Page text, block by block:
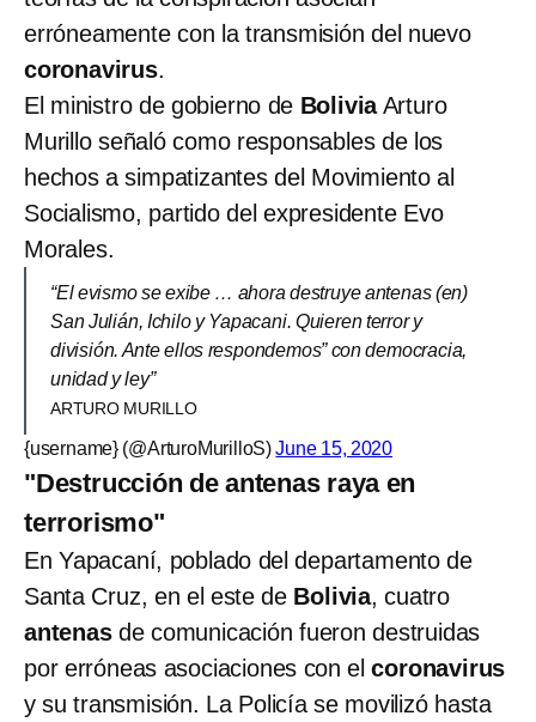
erróneamente con la transmisión del nuevo
coronavirus.
El ministro de gobierno de BoliviaArturo
Murillo señaló como responsables de los
hechos a simpatizantes del Movimiento al
Socialismo, partido del expresidente Evo
Morales.
“El evismo se exibe … ahora destruye antenas (en)
San Julián, Ichilo y Yapacani. Quieren terror y
división. Ante ellos respondemos” con democracia,
unidad y ley”
ARTURO MURILLO
{username} (@ArturoMurilloS)June 15, 2020
"Destrucción de antenas raya en
terrorismo"
En Yapacaní, poblado del departamento de
Santa Cruz, en el este de Bolivia, cuatro
antenasde comunicación fueron destruidas
por erróneas asociaciones con elcoronavirus
y su transmisión. La Policía se movilizó hasta